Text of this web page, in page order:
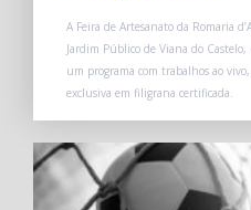
A Feira de Artesanato da Romaria
Jardim Público de Viana do
um programa com trabalhos ao
exclusiva em filigrana certificada.